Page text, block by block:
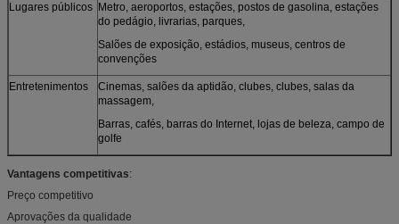
Lugares públicos Metro, aeroportos, estações, postos de gasolina, estações
do pedágio, livrarias, parques,
Salões de exposição, estádios, museus, centros de
convenções
Entretenimentos
Cinemas, salões da aptidão, clubes, clubes, salas da
massagem,
Barras, cafés, barras do Internet, lojas de beleza, campo de
golfe
Vantagens competitivas:
Preço competitivo
Aprovações da qualidade